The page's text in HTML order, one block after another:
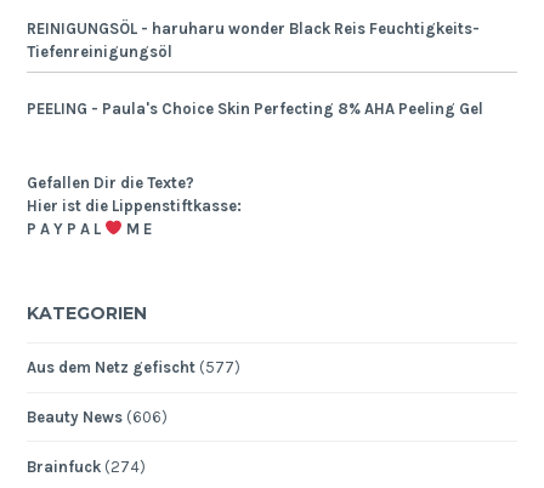
REINIGUNGSÖL - haruharu wonder Black Reis Feuchtigkeits-
Tiefenreinigungsöl
PEELING - Paula's Choice Skin Perfecting 8% AHA Peeling Gel
Gefallen Dir die Texte?
Hier ist die Lippenstiftkasse:
P A Y P A L
M E
KATEGORIEN
Aus dem Netz gefischt (577)
Beauty News (606)
Brainfuck (274)